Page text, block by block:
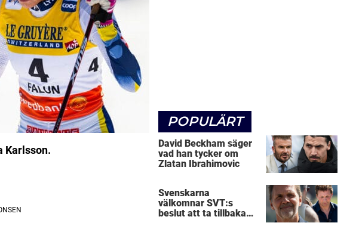
Karlsson.
POPULÄRT
David Beckham säger
vad han tycker om
Zlatan Ibrahimovic
Svenskarna
välkomnar SVT:s
beslut att ta tillbaka